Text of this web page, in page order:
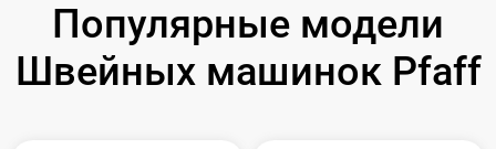
Популярные модели
Швейных машинок Pfaff